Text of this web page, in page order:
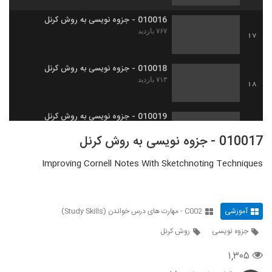
17
010016 - جزوه نویسی به روش کرنل
۷۶۷ بازدید
18
010018 - جزوه نویسی به روش کرنل
۷۱۳ بازدید
010019 - جزوه نویسی به روش کرنل
010020 - نکاتی برای درس خواندن
21
010021 - نکاتی برای درس خواندن
010017 - جزوه نویسی به روش کرنل
Improving Cornell Notes With Sketchnoting Techniques
آموزشی
C002 - مهارت های درس خواندن (Study Skills)
جزوه نویسی
روش کرنل
۱,۳۰۵